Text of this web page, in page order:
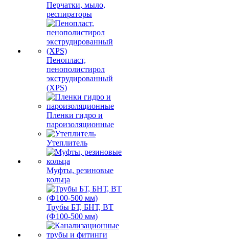
Перчатки, мыло,
респираторы
Пенопласт,
пенополистирол
экструдированный
(XPS)
Пленки гидро и
пароизоляционные
Утеплитель
Муфты, резиновые
кольца
Трубы БТ, БНТ, ВТ
(Ф100-500 мм)